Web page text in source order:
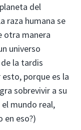
del
raza humana se
otra manera
universo
la tardis
porque es la
sobrevivir a su
mundo real,
en eso?)